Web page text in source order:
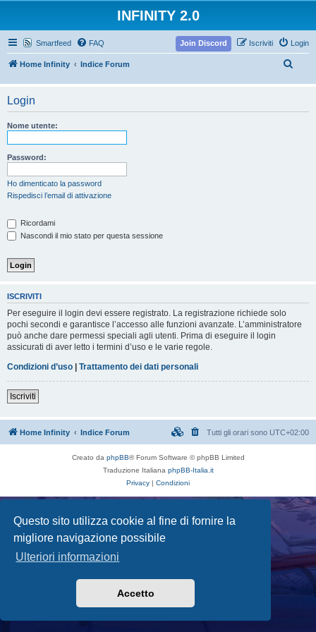
Questo sito utilizza cookie al fine di fornire la
migliore navigazione possibile
Ulteriori informazioni
Accetto
INFINITY 2.0
Smartfeed FAQ Login
Iscriviti
Join Discord
Home Infinity Indice Forum
c
Login
Nome utente:
Password:
Ho dimenticato la password
Rispedisci l’email di attivazione
Ricordami
Nascondi il mio stato per questa sessione
ISCRIVITI
Per eseguire il login devi essere registrato. La registrazione richiede solo
pochi secondi e garantisce l’accesso alle funzioni avanzate. L’amministratore
può anche dare permessi speciali agli utenti. Prima di eseguire il login
assicurati di aver letto i termini d’uso e le varie regole.
Condizioni d’uso | Trattamento dei dati personali
Iscriviti
Home Infinity Indice Forum Tutti gli orari sono UTC+02:00
Creato da phpBB® Forum Software © phpBB Limited
Traduzione Italiana phpBB-Italia.it
Privacy | Condizioni